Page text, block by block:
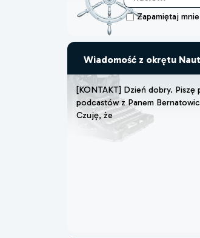
Zapamiętaj mnie
Wiadomość z okrętu
[KONTAKT] Dzień dobry. Piszę
podcastów z Panem Bernatowic
Czuję, że muszę lub